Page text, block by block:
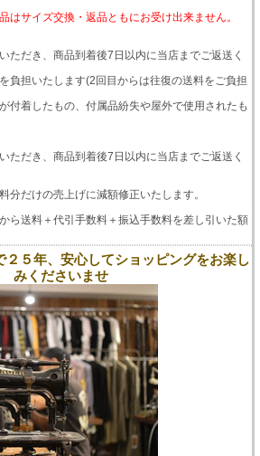
はサイズ交換・返品ともにお受け出来ません。
ただき、商品到着後7日以内に当店までご返送く
負担いたします(2回目からは往復の送料をご負担
付着したもの、付属品紛失や屋外で使用されたも
ただき、商品到着後7日以内に当店までご返送く
分だけの売上げに減額修正いたします。
ら送料＋代引手数料＋振込手数料を差し引いた額
２５年、安心してショッピングをお楽し
みくださいませ